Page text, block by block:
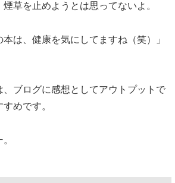
草を止めようとは思ってないよ。
本は、健康を気にしてますね（笑）」
ブログに感想としてアウトプットで
めです。